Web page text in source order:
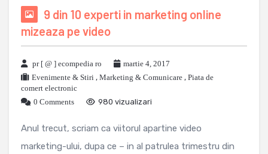
9 din 10 experti in marketing online
mizeaza pe video
pr [ @ ] ecompedia ro
martie 4, 2017
Evenimente & Stiri , Marketing & Comunicare , Piata de
comert electronic
0 Comments
980 vizualizari
Anul trecut, scriam ca viitorul apartine video
marketing-ului, dupa ce – in al patrulea trimestru din